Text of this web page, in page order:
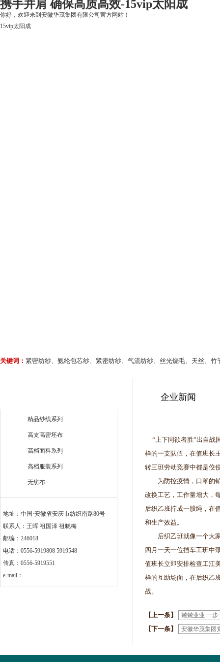
携手并肩 确保高质高效-15vip太阳成
你好，欢迎来到安徽华茂集团有限公司官方网站！
15vip太阳成
关键词： 紧密纺纱、氨纶包芯纱、紧密纺纱、气流纺纱、丝光烧毛、天丝、
精品纱线系列
高支高密坯布
高档面料系列
高档服装系列
无纺布
地址：中国·安徽省安庆市纺织南路80号
联系人：王晖 祖国泽 祖晓梅
邮编：246018
电话：0556-5919808 5919548
传真：0556-5919551
e-mail：
企业新闻
“上下同欲者胜”出自战
样的一支队伍，在值班长
转三班劳动竞赛中都是佼
为防控疫情，口罩的销
改换工艺，工作量增大，
后织乙班拧成一股绳，在
和生产效益。
后织乙班就像一个大家
四月一天一位挡车工班中
值班长立即安排检查工江
样的互助场面，在后织乙
战。
【上一条】 兢兢业业 一步
【下一条】 安徽华茂集团